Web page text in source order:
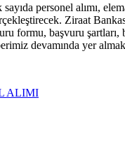
personel alımı,
Ziraat
formu, başvuru
devamında yer
ALIMI